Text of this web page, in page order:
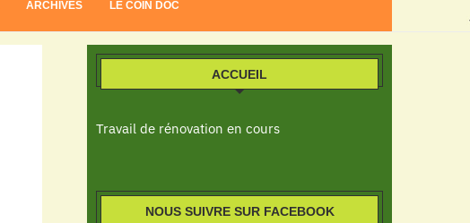
ARCHIVES LE COIN DOC
ACCUEIL
Travail de rénovation en cours
NOUS SUIVRE SUR FACEBOOK